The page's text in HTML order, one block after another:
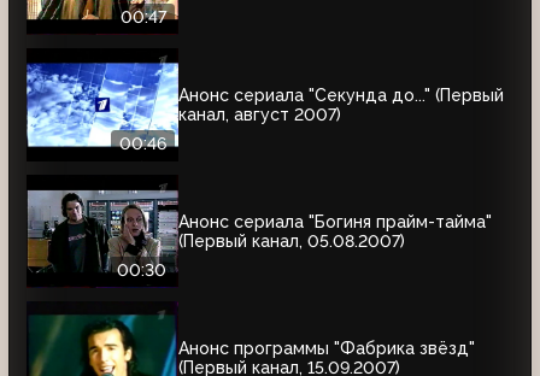
00:47
00:46
Анонс сериала "Секунда до..." (Первый
канал, август 2007)
00:30
Анонс сериала "Богиня прайм-тайма"
(Первый канал, 05.08.2007)
Анонс программы "Фабрика звёзд"
(Первый канал, 15.09.2007)